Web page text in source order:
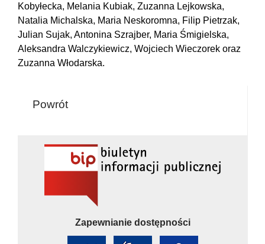
Kobyłecka, Melania Kubiak, Zuzanna Lejkowska,
Natalia Michalska, Maria Neskoromna, Filip Pietrzak,
Julian Sujak, Antonina Szrajber, Maria Śmigielska,
Aleksandra Walczykiewicz, Wojciech Wieczorek oraz
Zuzanna Włodarska.
Powrót
Zapewnianie dostępności